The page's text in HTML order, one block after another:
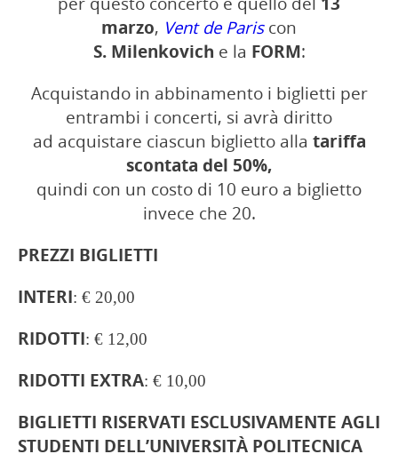
marzo, Vent de Paris con
S. Milenkovich e la FORM:
Acquistando in abbinamento i biglietti per
entrambi i concerti, si avrà diritto
ad acquistare ciascun biglietto alla tariffa
scontata del 50%,
quindi con un costo di 10 euro a biglietto
invece che 20.
PREZZI BIGLIETTI
INTERI: € 20,00
RIDOTTI: € 12,00
RIDOTTI EXTRA: € 10,00
BIGLIETTI RISERVATI ESCLUSIVAMENTE AGLI
STUDENTI DELL’UNIVERSITÀ POLITECNICA